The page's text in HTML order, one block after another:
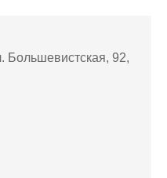
Большевистская, 92,